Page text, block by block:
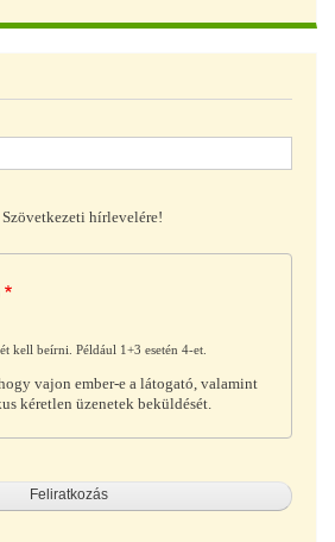
hírlevelére!
kell beírni. Például 1+3 esetén 4-et.
vajon ember-e a látogató, valamint
kéretlen üzenetek beküldését.